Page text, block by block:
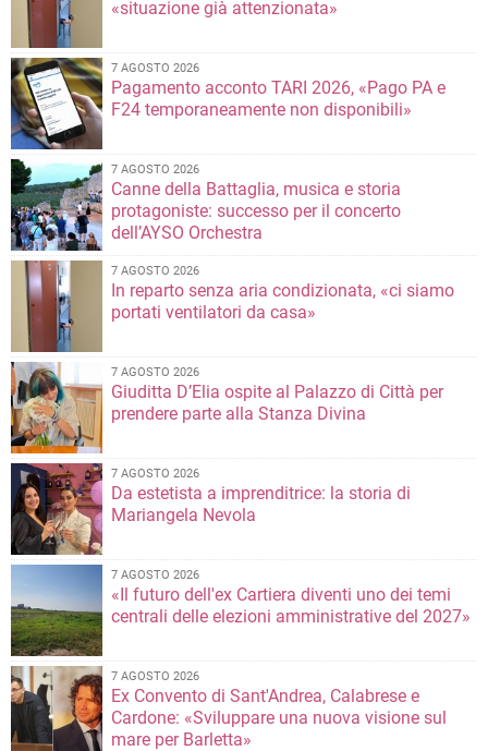
«situazione già attenzionata»
7 AGOSTO 2026
Pagamento acconto TARI 2026, «Pago PA e
F24 temporaneamente non disponibili»
7 AGOSTO 2026
Canne della Battaglia, musica e storia
protagoniste: successo per il concerto
dell’AYSO Orchestra
7 AGOSTO 2026
In reparto senza aria condizionata, «ci siamo
portati ventilatori da casa»
7 AGOSTO 2026
Giuditta D’Elia ospite al Palazzo di Città per
prendere parte alla Stanza Divina
7 AGOSTO 2026
Da estetista a imprenditrice: la storia di
Mariangela Nevola
7 AGOSTO 2026
«Il futuro dell'ex Cartiera diventi uno dei temi
centrali delle elezioni amministrative del 2027»
7 AGOSTO 2026
Ex Convento di Sant'Andrea, Calabrese e
Cardone: «Sviluppare una nuova visione sul
mare per Barletta»